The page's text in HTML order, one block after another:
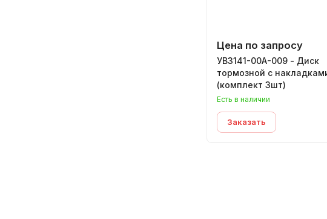
Цена по запросу
УВ3141-00А-009 - Диск
тормозной с
(комплект 3шт)
Есть в наличии
Заказать